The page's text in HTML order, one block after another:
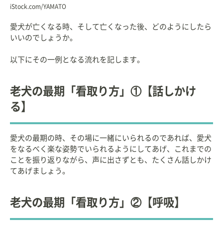
iStock.com/YAMATO
愛犬が亡くなる時、そして亡くなった後、どのようにしたら
いいのでしょうか。
以下にその一例となる流れを記します。
老犬の最期「看取り方」①【話しかけ
る】
愛犬の最期の時、その場に一緒にいられるのであれば、愛犬
をなるべく楽な姿勢でいられるようにしてあげ、これまでの
ことを振り返りながら、声に出さずとも、たくさん話しかけ
てあげましょう。
老犬の最期「看取り方」②【呼吸】